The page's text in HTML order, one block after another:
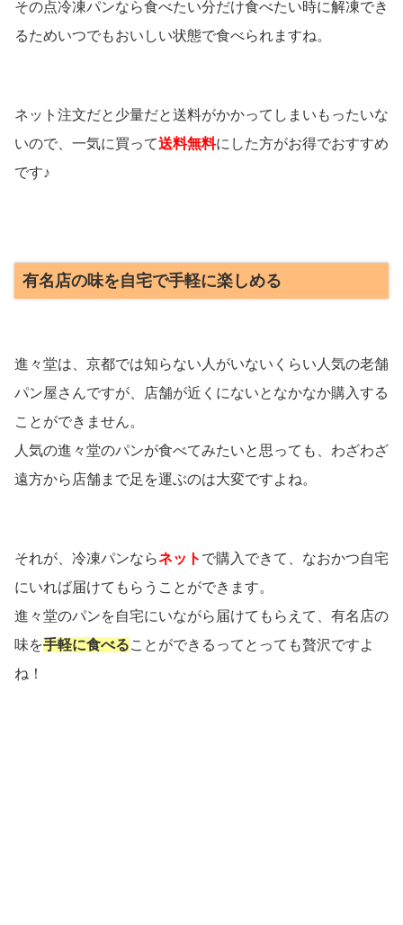
その点冷凍パンなら食べたい分だけ食べたい時に解凍でき
るためいつでもおいしい状態で食べられますね。
ネット注文だと少量だと送料がかかってしまいもったいな
いので、一気に買って送料無料にした方がお得でおすすめ
です♪
有名店の味を自宅で手軽に楽しめる
進々堂は、京都では知らない人がいないくらい人気の老舗
パン屋さんですが、店舗が近くにないとなかなか購入する
ことができません。
人気の進々堂のパンが食べてみたいと思っても、わざわざ
遠方から店舗まで足を運ぶのは大変ですよね。
それが、冷凍パンならネット で購入できて、なおかつ自宅
にいれば届けてもらうことができます。
進々堂のパンを自宅にいながら届けてもらえて、有名店の
味を手軽に食べることができるってとっても贅沢ですよ
ね！